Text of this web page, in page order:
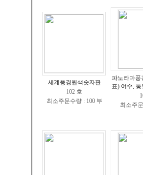
세계풍경원색숫자판
102 호
최소주문수량 : 100 부
파노라마풍
표) 여수,
최소주